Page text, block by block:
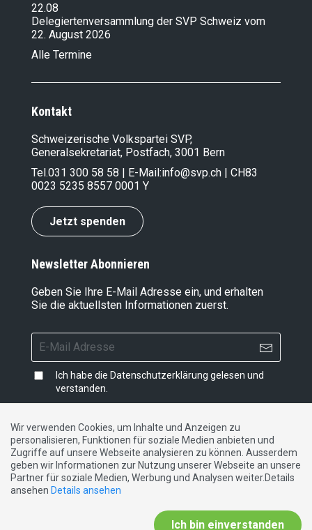
22.08
Delegiertenversammlung der SVP Schweiz vom
22. August 2026
Alle Termine
Kontakt
Schweizerische Volkspartei SVP,
Generalsekretariat, Postfach, 3001 Bern
Tel.031 300 58 58 | E-Mail:info@svp.ch | CH83
0023 5235 8557 0001 Y
Jetzt spenden
Newsletter Abonnieren
Geben Sie Ihre E-Mail Adresse ein, und erhalten
Sie die aktuellsten Informationen zuerst.
Ich habe die Datenschutzerklärung gelesen und
verstanden.
Impressum |Datenschutzerklärung|Kontakt
DE FR IT
Wir verwenden Cookies, um Inhalte und Anzeigen zu
personalisieren, Funktionen für soziale Medien anbieten und
Zugriffe auf unsere Webseite analysieren zu können. Ausserdem
geben wir Informationen zur Nutzung unserer Webseite an unsere
Partner für soziale Medien, Werbung und Analysen weiter.Details
ansehen Details ansehen
Ich bin einverstanden